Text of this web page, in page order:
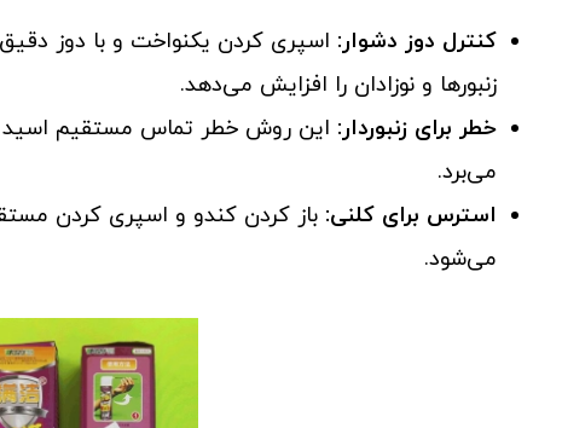
کنترل دوز دشوار: اسپری کردن یکنواخت و با دوز
زنبورها و نوزادان را افزایش می‌دهد.
خطر برای زنبوردار: این روش خطر تماس مستقیم اسید
می‌برد.
استرس برای کلنی: باز کردن کندو و اسپری کردن
می‌شود.